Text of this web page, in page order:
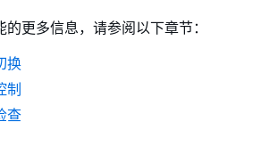
更多信息，请参阅以下章节：
换
制
查